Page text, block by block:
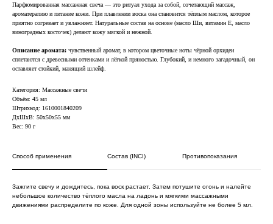
Парфюмированная массажная свеча — это ритуал ухода за собой, сочетающий массаж,
ароматерапию и питание кожи. При плавлении воска она становится тёплым маслом, которое
приятно согревает и увлажняет. Натуральные состав на основе (масло Ши, витамин Е, масло
виноградных косточек) делают кожу мягкой и нежной.
Описание аромата: чувственный аромат, в котором цветочные ноты чёрной орхидеи
сплетаются с древесными оттенками и лёгкой пряностью. Глубокий, и немного загадочный, он
оставляет стойкий, манящий шлейф.
Категория: Массажные свечи
Объём: 45 мл
Штрихкод: 1610001840209
ДxШxВ: 50x50x55 мм
Вес: 90 г
Способ применения Состав (INCI) Противопоказания
Зажгите свечу и дождитесь, пока воск растает. Затем потушите огонь и налейте
небольшое количество тёплого масла на ладонь и мягкими массажными
движениями распределите по коже. Для одной зоны используйте не более 5 мл.